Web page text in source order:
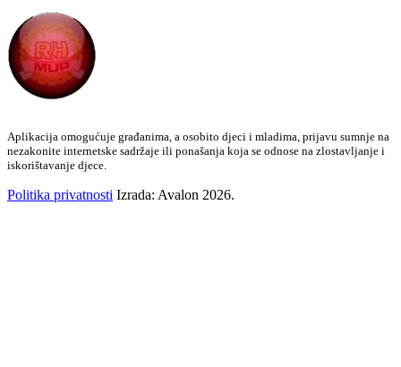
Aplikacija omogućuje građanima, a osobito djeci i mladima, prijavu sumnje na
nezakonite internetske sadržaje ili ponašanja koja se odnose na zlostavljanje i
iskorištavanje djece.
Politika privatnosti Izrada: Avalon 2026.